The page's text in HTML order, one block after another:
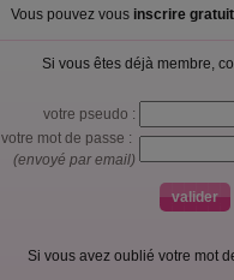
Vous pouvez vous inscrire
Si vous êtes déjà membre,
votre pseudo :
votre mot de passe :
(envoyé par email)
Si vous avez oublié votre mot